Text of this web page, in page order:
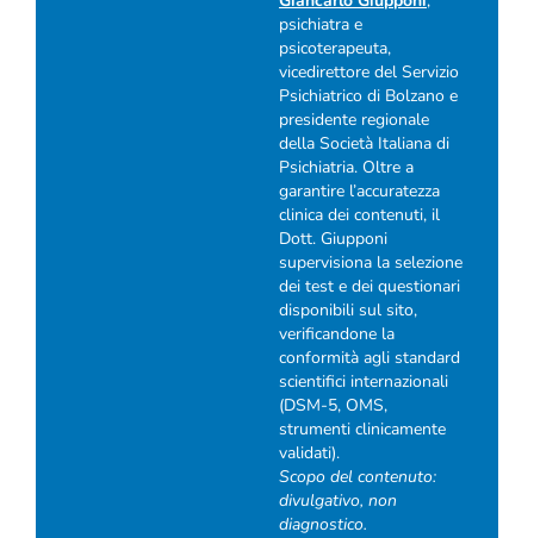
psichiatra e
psicoterapeuta,
vicedirettore del Servizio
Psichiatrico di Bolzano e
presidente regionale
della Società Italiana di
Psichiatria. Oltre a
garantire l’accuratezza
clinica dei contenuti, il
Dott. Giupponi
supervisiona la selezione
dei test e dei questionari
disponibili sul sito,
verificandone la
conformità agli standard
scientifici internazionali
(DSM-5, OMS,
strumenti clinicamente
validati).
Scopo del contenuto:
divulgativo, non
diagnostico.